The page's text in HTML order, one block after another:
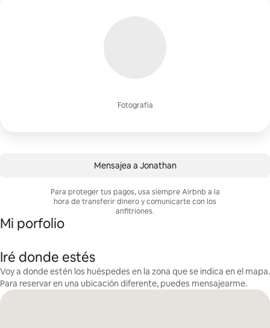
Fotografía
Mensajea a Jonathan
Para proteger tus pagos, usa siempre Airbnb a la
hora de transferir dinero y comunicarte con los
anfitriones.
Mi porfolio
Iré donde estés
Voy a donde estén los huéspedes en la zona que se indica en el mapa.
Para reservar en una ubicación diferente, puedes mensajearme.